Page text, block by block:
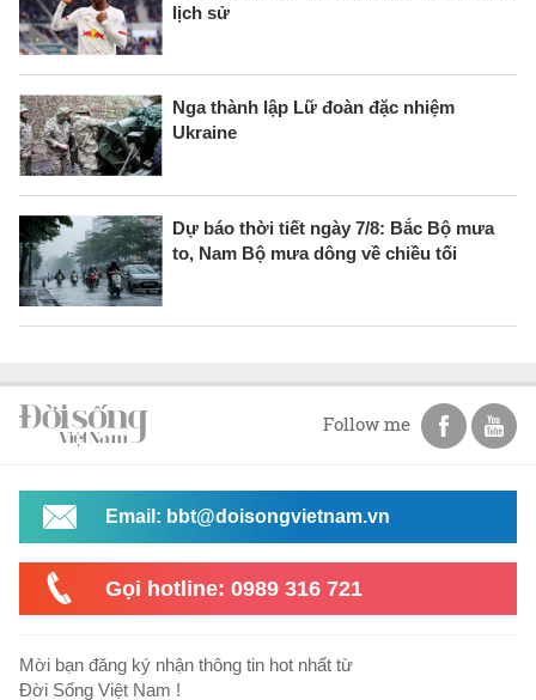
lịch sử
Nga thành lập Lữ đoàn đặc nhiệm
Ukraine
Dự báo thời tiết ngày 7/8: Bắc Bộ mưa
to, Nam Bộ mưa dông về chiều tối
Follow me
Email: bbt@doisongvietnam.vn
Gọi hotline: 0989 316 721
Mời bạn đăng ký nhận thông tin hot nhất từ
Đời Sống Việt Nam !